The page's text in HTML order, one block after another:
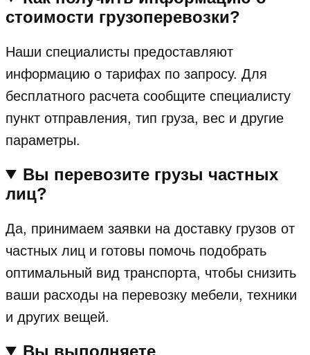
стоимости грузоперевозки?
Наши специалисты предоставляют
информацию о тарифах по запросу. Для
бесплатного расчета сообщите специалисту
пункт отправления, тип груза, вес и другие
параметры.
Вы перевозите грузы частных
лиц?
Да, принимаем заявки на доставку грузов от
частных лиц и готовы помочь подобрать
оптимальный вид транспорта, чтобы снизить
ваши расходы на перевозку мебели, техники
и других вещей.
Вы выполняете